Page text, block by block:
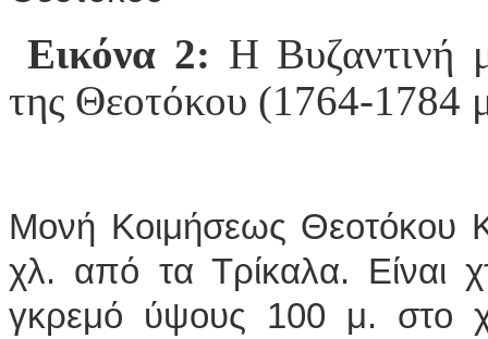
Εικόνα 2: Η Βυζαντινή
της Θεοτόκου (1764-1784
Μονή Κοιμήσεως Θεοτόκου
χλ. από τα Τρίκαλα. Είναι
γκρεμό ύψους 100 μ. στο